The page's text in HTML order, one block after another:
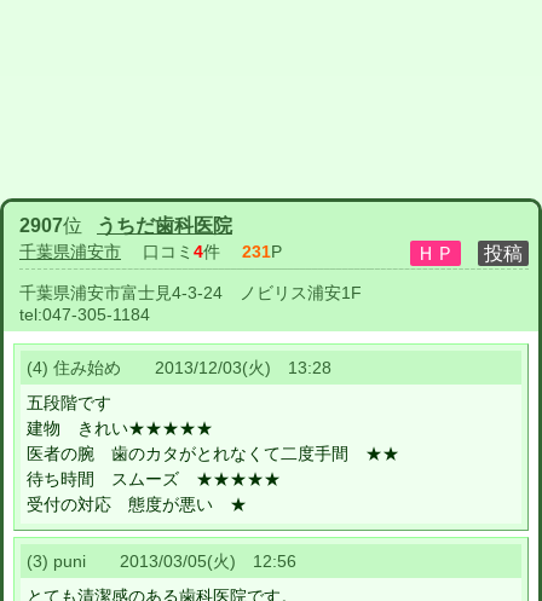
2907位 うちだ歯科医院
千葉県浦安市 口コミ 4件 231P
千葉県浦安市富士見4-3-24 ノビリス浦安1F
tel:047-305-1184
(4) 住み始め 2013/12/03(火) 13:28
五段階です
建物 きれい★★★★★
医者の腕 歯のカタがとれなくて二度手間 ★★
待ち時間 スムーズ ★★★★★
受付の対応 態度が悪い ★
(3) puni 2013/03/05(火) 12:56
とても清潔感のある歯科医院です。